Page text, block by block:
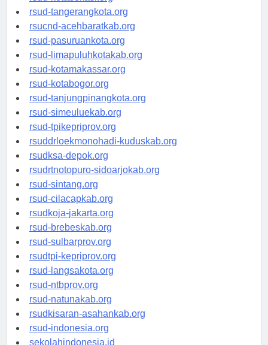
rsud-kotabekasi.org
rsud-tangerangkota.org
rsucnd-acehbaratkab.org
rsud-pasuruankota.org
rsud-limapuluhkotakab.org
rsud-kotamakassar.org
rsud-kotabogor.org
rsud-tanjungpinangkota.org
rsud-simeuluekab.org
rsud-tpikepriprov.org
rsuddrloekmonohadi-kuduskab.org
rsudksa-depok.org
rsudrtnotopuro-sidoarjokab.org
rsud-sintang.org
rsud-cilacapkab.org
rsudkoja-jakarta.org
rsud-brebeskab.org
rsud-sulbarprov.org
rsudtpi-kepriprov.org
rsud-langsakota.org
rsud-ntbprov.org
rsud-natunakab.org
rsudkisaran-asahankab.org
rsud-indonesia.org